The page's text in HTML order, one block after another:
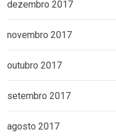
dezembro 2017
novembro 2017
outubro 2017
setembro 2017
agosto 2017